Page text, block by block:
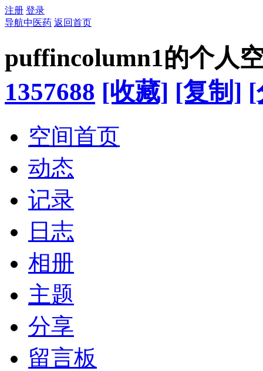
注册 登录
导航中医药 返回首页
puffincolumn1的个人
1357688 [收藏] [复制] [
空间首页
动态
记录
日志
相册
主题
分享
留言板